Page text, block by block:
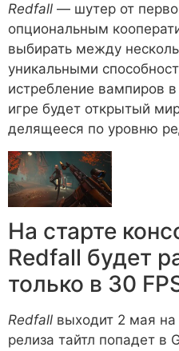
Redfall — шутер от
опциональным
выбирать между
уникальными
истребление вампиров
игре будет открытый
делящееся по уровню
На старте
Redfall будет
только в 30
Redfall выходит 2 мая
релиза тайтл попадет в